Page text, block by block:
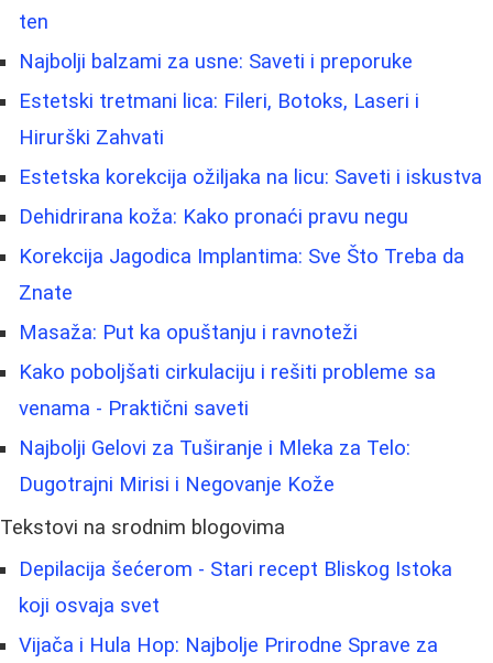
ten
Najbolji balzami za usne: Saveti i preporuke
Estetski tretmani lica: Fileri, Botoks, Laseri i
Hirurški Zahvati
Estetska korekcija ožiljaka na licu: Saveti i iskustva
Dehidrirana koža: Kako pronaći pravu negu
Korekcija Jagodica Implantima: Sve Što Treba da
Znate
Masaža: Put ka opuštanju i ravnoteži
Kako poboljšati cirkulaciju i rešiti probleme sa
venama - Praktični saveti
Najbolji Gelovi za Tuširanje i Mleka za Telo:
Dugotrajni Mirisi i Negovanje Kože
Tekstovi na srodnim blogovima
Depilacija šećerom - Stari recept Bliskog Istoka
koji osvaja svet
Vijača i Hula Hop: Najbolje Prirodne Sprave za